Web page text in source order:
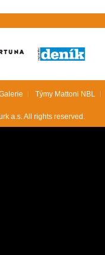
Týmy Mattoni NBL
a.s. All rights reserved.